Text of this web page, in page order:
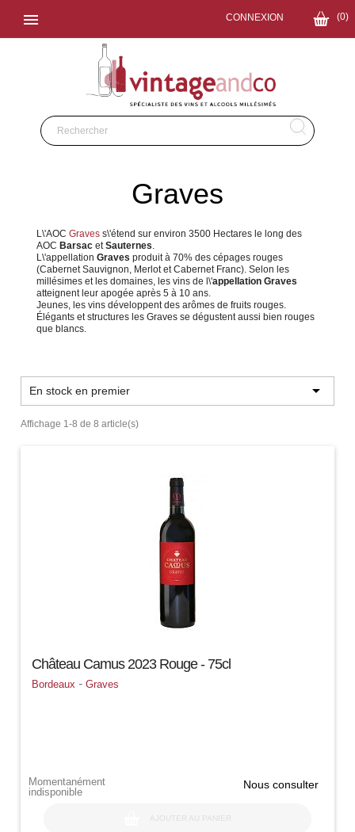
 (0)
CONNEXION
Graves
L\'AOCGraves s\'étend sur environ 3500 Hectares le long des
AOC Barsac etSauternes.
L\'appellationGraves produit à 70% des cépages rouges
(Cabernet Sauvignon, Merlot et Cabernet Franc). Selon les
millésimes et les domaines, les vins de l\'appellation Graves
atteignent leur apogée après 5 à 10 ans.
Jeunes, les vins développent des arômes de fruits rouges.
Élégants et structures les Graves se dégustent aussi bien rouges
que blancs.
En stock en premier 
Affichage 1-8 de 8 article(s)
Château Camus 2023 Rouge - 75cl
Bordeaux -Graves
Nous consulter
AJOUTER AU PANIER
Momentanément
indisponible